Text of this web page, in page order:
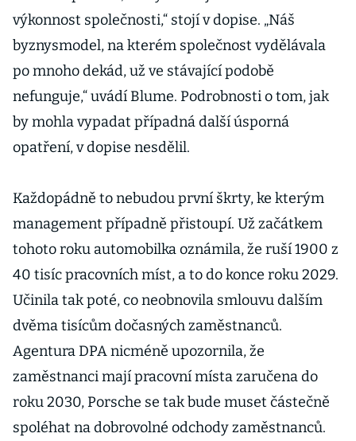
výkonnost společnosti,“ stojí v dopise. „Náš
byznysmodel, na kterém společnost vydělávala
po mnoho dekád, už ve stávající podobě
nefunguje,“ uvádí Blume. Podrobnosti o tom, jak
by mohla vypadat případná další úsporná
opatření, v dopise nesdělil.
Každopádně to nebudou první škrty, ke kterým
management případně přistoupí. Už začátkem
tohoto roku automobilka oznámila, že ruší 1900 z
40 tisíc pracovních míst, a to do konce roku 2029.
Učinila tak poté, co neobnovila smlouvu dalším
dvěma tisícům dočasných zaměstnanců.
Agentura DPA nicméně upozornila, že
zaměstnanci mají pracovní místa zaručena do
roku 2030, Porsche se tak bude muset částečně
spoléhat na dobrovolné odchody zaměstnanců.